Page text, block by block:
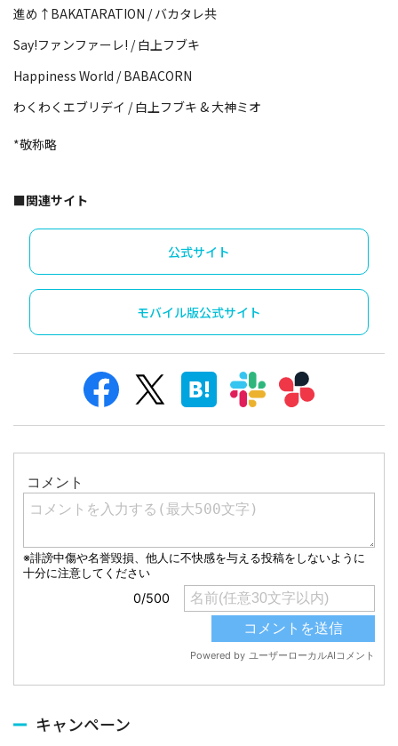
進め↑BAKATARATION / バカタレ共
Say!ファンファーレ! / 白上フブキ
Happiness World / BABACORN
わくわくエブリデイ / 白上フブキ & 大神ミオ
*敬称略
■関連サイト
公式サイト
モバイル版公式サイト
キャンペーン